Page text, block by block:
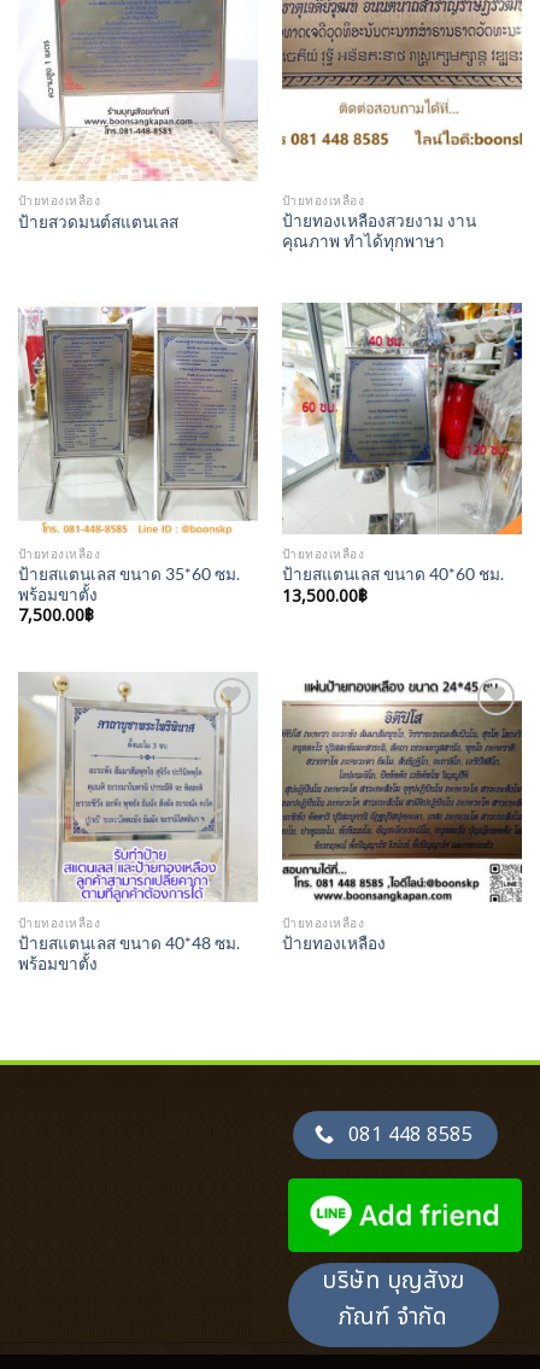
Add to
Wishlist
ป้ายทองเหลือง
ป้ายสวดมนต์สแตนเลส
Add to
Wishlist
ป้ายทองเหลือง
ป้ายทองเหลืองสวยงาม งาน
คุณภาพ ทำได้ทุกพาษา
Add to
Wishlist
ป้ายทองเหลือง
ป้ายสแตนเลส ขนาด 35*60 ซม.
พร้อมขาตั้ง
7,500.00฿
Add to
Wishlist
ป้ายทองเหลือง
ป้ายสแตนเลส ขนาด 40*60 ชม.
13,500.00฿
Add to
ป้ายทองเหลือง
ป้ายสแตนเลส ขนาด 40*48 ซม.
พร้อมขาตั้ง
Add to
Wishlist
ป้ายทองเหลือง
ป้ายทองเหลือง
081 448 8585
บริษัท บุญสังฆ
ภัณฑ์ จำกัด